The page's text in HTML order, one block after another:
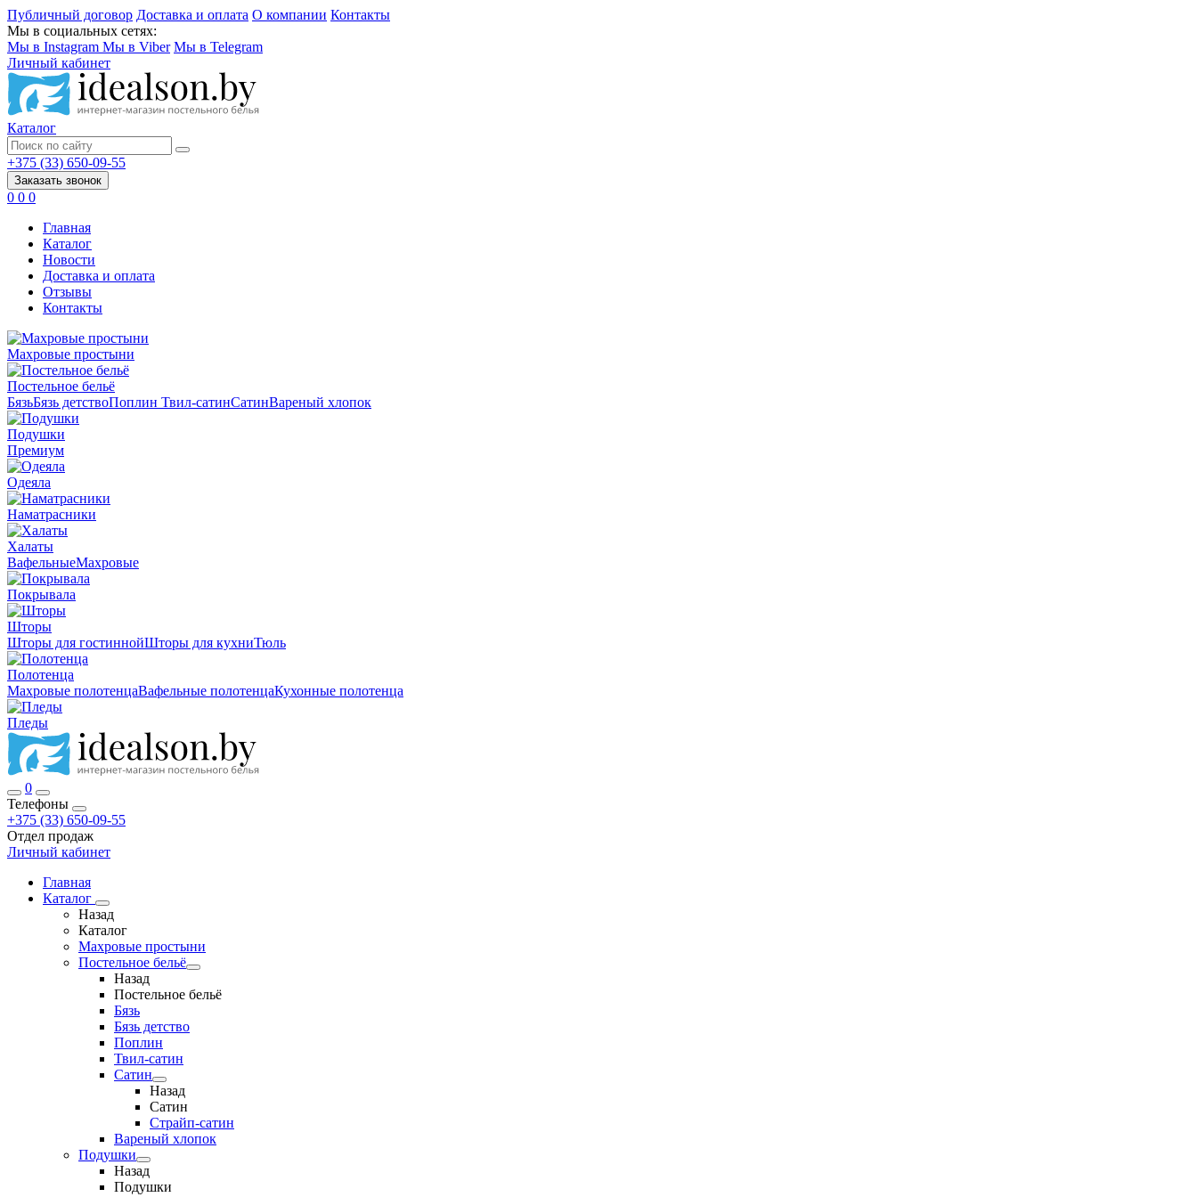
Публичный договор Доставка и оплата О компании Контакты
Мы в социальных сетях:
Мы в Instagram Мы в Viber Мы в Telegram
Личный кабинет
Каталог
+375 (33) 650-09-55
Заказать звонок
0 0 0
Главная
Каталог
Новости
Доставка и оплата
Отзывы
Контакты
Махровые простыни
Постельное бельё
БязьБязь детствоПоплин Твил-сатинСатинВареный хлопок
Подушки
Премиум
Одеяла
Наматрасники
Халаты
ВафельныеМахровые
Покрывала
Шторы
Шторы для гостиннойШторы для кухниТюль
Полотенца
Махровые полотенцаВафельные полотенцаКухонные полотенца
Пледы
0
Телефоны
+375 (33) 650-09-55
Отдел продаж
Личный кабинет
Главная
Каталог
Назад
Каталог
Махровые простыни
Постельное бельё
Назад
Постельное бельё
Бязь
Бязь детство
Поплин
Твил-сатин
Сатин
Назад
Сатин
Страйп-сатин
Вареный хлопок
Подушки
Назад
Подушки